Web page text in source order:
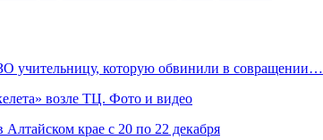
учительницу, которую обвинили в совращении…
возле ТЦ. Фото и видео
крае с 20 по 22 декабря